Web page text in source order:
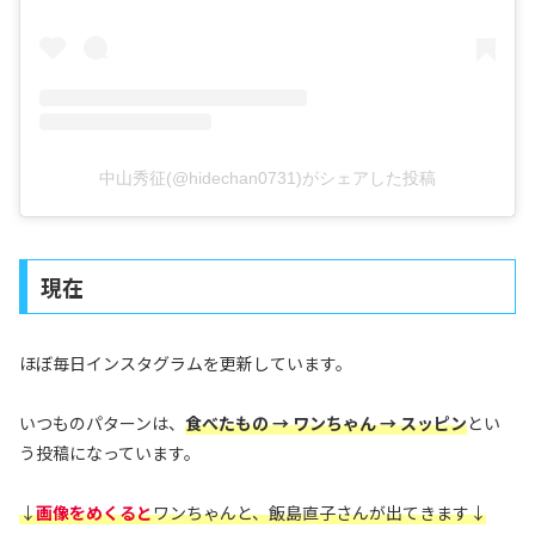
中山秀征(@hidechan0731)がシェアした投稿
現在
ほぼ毎日インスタグラムを更新しています。
いつものパターンは、 食べたもの → ワンちゃん → スッピンとい
う投稿になっています。
↓画像をめくるとワンちゃんと、飯島直子さんが出てきます↓